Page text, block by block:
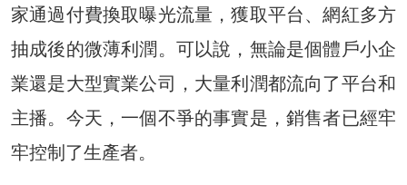
家通過付費換取曝光流量，獲取平台、網紅多方
抽成後的微薄利潤。可以說，無論是個體戶小企
業還是大型實業公司，大量利潤都流向了平台和
主播。今天，一個不爭的事實是，銷售者已經牢
牢控制了生產者。